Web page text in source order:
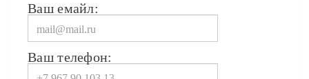
Ваш емайл:
Ваш телефон: